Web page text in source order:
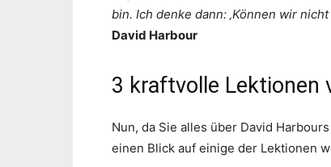
bin. Ich denke dann: ‚Können wir
David Harbour
3 kraftvolle Lektionen
Nun, da Sie alles über David
einen Blick auf einige der Lektionen